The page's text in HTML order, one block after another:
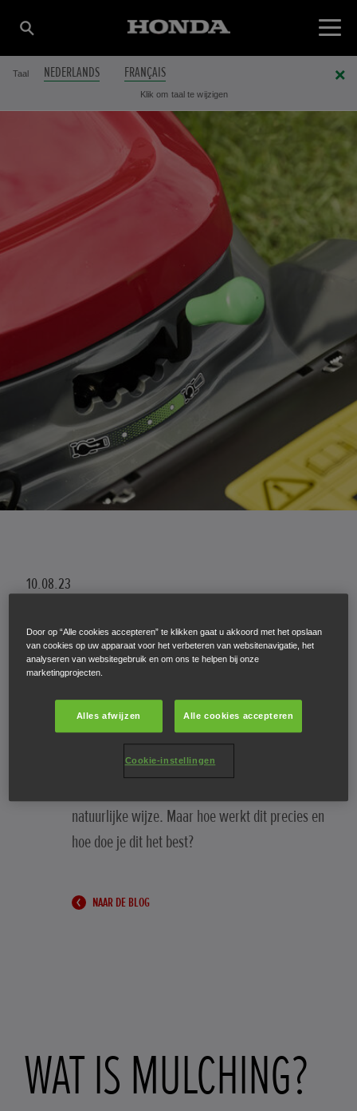
Taal NEDERLANDS FRANÇAIS
Klik om taal te wijzigen
10.08.23
MULCHING : WAT IS
DIT EN HOE DOE JE
DIT HET BEST ?
Mulching is een vorm van natuurlijke bemesting
natuurlijke wijze. Maar hoe werkt dit precies en
hoe doe je dit het best?
NAAR DE BLOG
WAT IS MULCHING?
Door op “Alle cookies accepteren” te klikken gaat u akkoord met het opslaan
van cookies op uw apparaat voor het verbeteren van websitenavigatie, het
analyseren van websitegebruik en om ons te helpen bij onze
marketingprojecten.
Alles afwijzen Alle cookies accepteren
Cookie-instellingen